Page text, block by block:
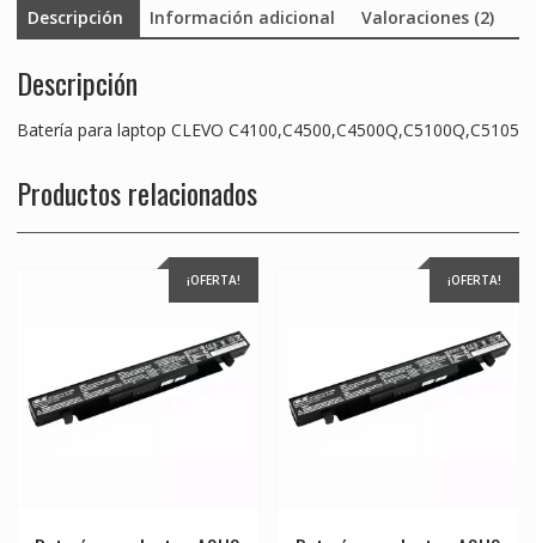
Descripción Información adicional Valoraciones (2)
Descripción
Batería para laptop CLEVO C4100,C4500,C4500Q,C5100Q,C5105
Productos relacionados
¡OFERTA! ¡OFERTA!